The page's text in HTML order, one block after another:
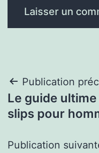
Navigation
de
Publication
Le guide
slips pour
Publication